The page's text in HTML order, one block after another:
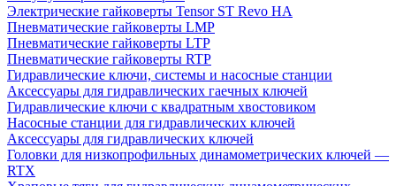
Электрические гайковерты Tensor ST Revo HA
Пневматические гайковерты LMP
Пневматические гайковерты LTP
Пневматические гайковерты RTP
Гидравлические ключи, системы и насосные станции
Аксессуары для гидравлических гаечных ключей
Гидравлические ключи с квадратным хвостовиком
Насосные станции для гидравлических ключей
Аксессуары для гидравлических ключей
Головки для низкопрофильных динамометрических ключей —
RTX